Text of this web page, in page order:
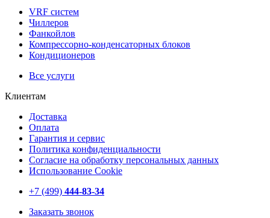
VRF систем
Чиллеров
Фанкойлов
Компрессорно-конденсаторных блоков
Кондиционеров
Все услуги
Клиентам
Доставка
Оплата
Гарантия и сервис
Политика конфиденциальности
Согласие на обработку персональных данных
Использование Cookie
+7 (499) 444-83-34
Заказать звонок